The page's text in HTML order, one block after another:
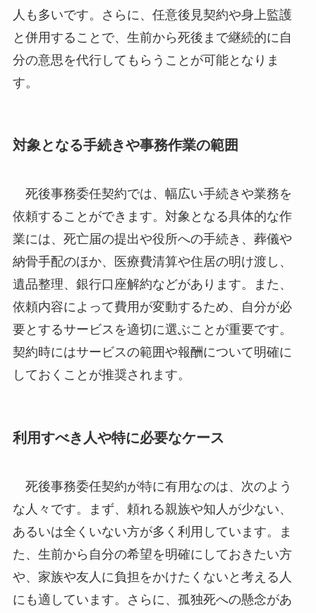
人も多いです。さらに、任意後見契約や身上監護
と併用することで、生前から死後まで継続的に自
分の意思を代行してもらうことが可能となりま
す。
対象となる手続きや事務作業の範囲
死後事務委任契約では、幅広い手続きや業務を
依頼することができます。対象となる具体的な作
業には、死亡届の提出や役所への手続き、葬儀や
納骨手配のほか、医療費清算や住居の明け渡し、
遺品整理、銀行口座解約などがあります。また、
依頼内容によって費用が変動するため、自分が必
要とするサービスを適切に選ぶことが重要です。
契約時にはサービスの範囲や報酬について明確に
しておくことが推奨されます。
利用すべき人や特に必要なケース
死後事務委任契約が特に有用なのは、次のよう
な人々です。まず、頼れる親族や知人が少ない、
あるいは全くいない方が多く利用しています。ま
た、生前から自分の希望を明確にしておきたい方
や、家族や友人に負担をかけたくないと考える人
にも適しています。さらに、孤独死への懸念があ